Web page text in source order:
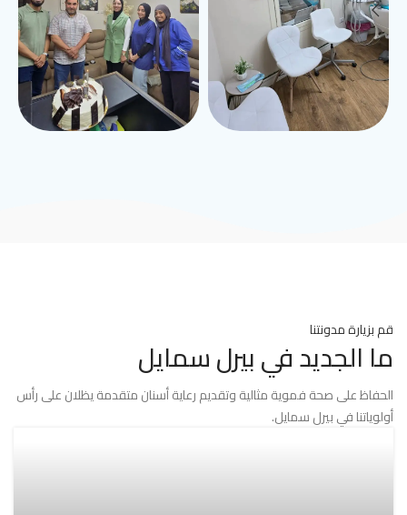
قم بزيارة مدونتنا
ما الجديد في بيرل سمايل
الحفاظ على صحة فموية مثالية وتقديم رعاية أسنان متقدمة يظلان على رأس
أولوياتنا في بيرل سمايل.